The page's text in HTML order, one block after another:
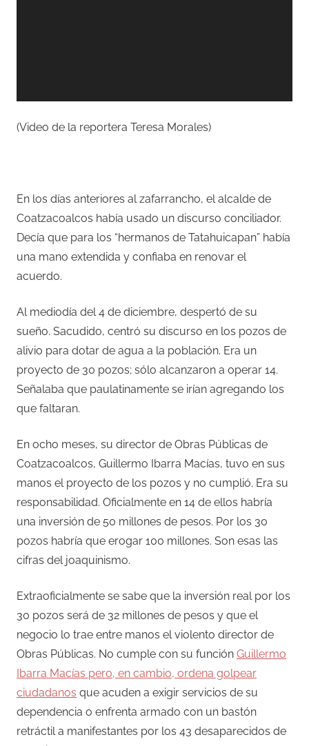
(Video de la reportera Teresa Morales)
En los días anteriores al zafarrancho, el alcalde de
Coatzacoalcos había usado un discurso conciliador.
Decía que para los “hermanos de Tatahuicapan” había
una mano extendida y confiaba en renovar el
acuerdo.
Al mediodía del 4 de diciembre, despertó de su
sueño. Sacudido, centró su discurso en los pozos de
alivio para dotar de agua a la población. Era un
proyecto de 30 pozos; sólo alcanzaron a operar 14.
Señalaba que paulatinamente se irían agregando los
que faltaran.
En ocho meses, su director de Obras Públicas de
Coatzacoalcos, Guillermo Ibarra Macías, tuvo en sus
manos el proyecto de los pozos y no cumplió. Era su
responsabilidad. Oficialmente en 14 de ellos habría
una inversión de 50 millones de pesos. Por los 30
pozos habría que erogar 100 millones. Son esas las
cifras del joaquinismo.
Extraoficialmente se sabe que la inversión real por los
30 pozos será de 32 millones de pesos y que el
negocio lo trae entre manos el violento director de
Obras Públicas. No cumple con su función Guillermo
Ibarra Macías pero, en cambio, ordena golpear
ciudadanos que acuden a exigir servicios de su
dependencia o enfrenta armado con un bastón
retráctil a manifestantes por los 43 desaparecidos de